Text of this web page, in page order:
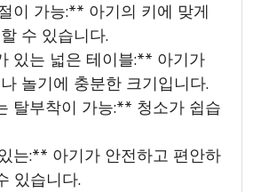
이 가능:** 아기의 키에 맞게
수 있습니다.
있는 넓은 테이블:** 아기가
놀기에 충분한 크기입니다.
탈부착이 가능:** 청소가 쉽습
는:** 아기가 안전하고 편안하
있습니다.